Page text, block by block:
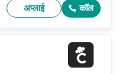
स्किल्स होनी चाहिए।
अप्लाई कॉल